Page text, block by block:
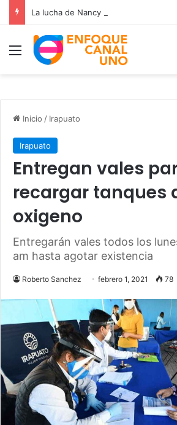
La lucha de Nancy Ramos por la
Menú
Inicio / Irapuato
Irapuato
Entregan vales
recargar tanques
oxigeno
Entregarán vales todos los
am hasta agotar existencia
Roberto Sanchez febrero 1, 2021 78